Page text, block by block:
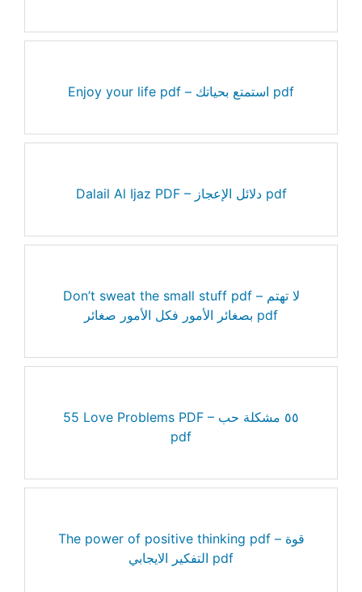
Enjoy your life pdf – استمتع بحياتك pdf
Dalail Al Ijaz PDF – دلائل الإعجاز pdf
Don’t sweat the small stuff pdf – لا تهتم
بصغائر الأمور فكل الأمور صغائر pdf
55 Love Problems PDF – ٥٥ مشكلة حب
pdf
The power of positive thinking pdf – قوة
التفكير الايجابي pdf